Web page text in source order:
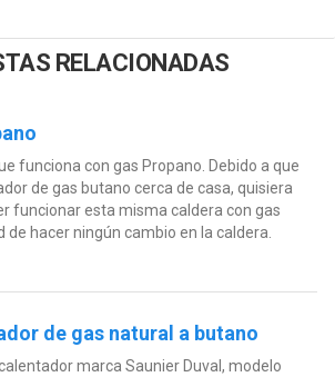
RELACIONADAS
funciona con gas Propano. Debido a que
de gas butano cerca de casa, quisiera
funcionar esta misma caldera con gas
de hacer ningún cambio en la caldera.
de gas natural a butano
marca Saunier Duval, modelo